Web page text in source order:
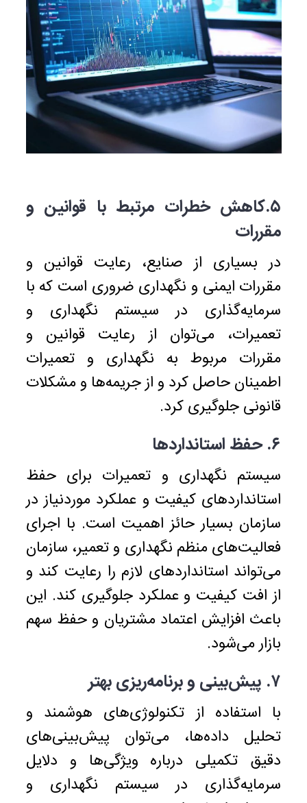
۵.کاهش خطرات مرتبط با قوانین و
مقررات
در بسیاری از صنایع، رعایت قوانین و
مقررات ایمنی و نگهداری ضروری است که با
سرمایه‌گذاری در سیستم نگهداری و
تعمیرات، می‌توان از رعایت قوانین و
مقررات مربوط به نگهداری و تعمیرات
اطمینان حاصل کرد و از جریمه‌ها و مشکلات
قانونی جلوگیری کرد.
۶. حفظ استانداردها
سیستم نگهداری و تعمیرات برای حفظ
استانداردهای کیفیت و عملکرد موردنیاز در
سازمان بسیار حائز اهمیت است. با اجرای
فعالیت‌های منظم نگهداری و تعمیر، سازمان
می‌تواند استانداردهای لازم را رعایت کند و
از افت کیفیت و عملکرد جلوگیری کند. این
باعث افزایش اعتماد مشتریان و حفظ سهم
بازار می‌شود.
۷. پیش‌بینی و برنامه‌ریزی بهتر
با استفاده از تکنولوژی‌های هوشمند و
تحلیل داده‌ها، می‌توان پیش‌بینی‌های
دقیق تکمیلی درباره ویژگی‌ها و دلایل
سرمایه‌گذاری در سیستم نگهداری و